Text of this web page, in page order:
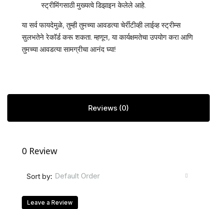
स्ट्रीमिंगसाठी मुख्यत्वे डिझाइन केलेले आहे.
या सर्व फायदेमुळे, तुम्ही तुमच्या आवडत्या चेर्रीटीव्ही लाईव्ह स्ट्रीम्स
सुलभतेने रेकॉर्ड करू शकता. म्हणून, या कार्यक्षमतेचा उपयोग करा आणि
तुमच्या आवडत्या सामग्रीचा आनंद घ्या!
Reviews (0)
0 Review
Sort by: Default Order
Leave a Review